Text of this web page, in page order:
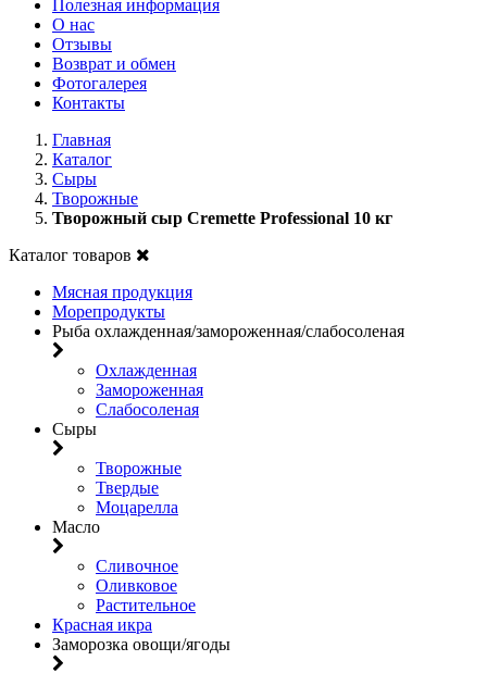
Полезная информация
О нас
Отзывы
Возврат и обмен
Фотогалерея
Контакты
Главная
Каталог
Сыры
Творожные
Творожный сыр Cremette Professional 10 кг
Каталог товаров
Мясная продукция
Морепродукты
Рыба охлажденная/замороженная/слабосоленая
Охлажденная
Замороженная
Слабосоленая
Сыры
Творожные
Твердые
Моцарелла
Масло
Сливочное
Оливковое
Растительное
Красная икра
Заморозка овощи/ягоды